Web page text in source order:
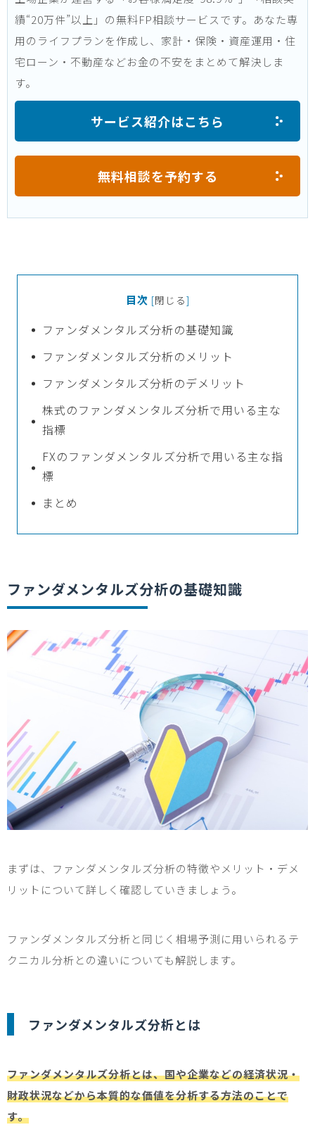
績“20万件”以上」の無料FP相談サービスです。あなた専
用のライフプランを作成し、家計・保険・資産運用・住
宅ローン・不動産などお金の不安をまとめて解決しま
す。
サービス紹介はこちら
無料相談を予約する
目次 [閉じる]
ファンダメンタルズ分析の基礎知識
ファンダメンタルズ分析のメリット
ファンダメンタルズ分析のデメリット
株式のファンダメンタルズ分析で用いる主な
指標
FXのファンダメンタルズ分析で用いる主な指
標
まとめ
ファンダメンタルズ分析の基礎知識
まずは、ファンダメンタルズ分析の特徴やメリット・デメ
リットについて詳しく確認していきましょう。
ファンダメンタルズ分析と同じく相場予測に用いられるテ
クニカル分析との違いについても解説します。
ファンダメンタルズ分析とは
ファンダメンタルズ分析とは、国や企業などの経済状況・
財政状況などから本質的な価値を分析する方法のことで
す。